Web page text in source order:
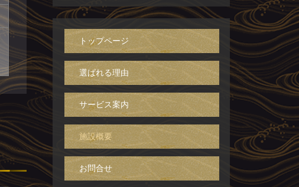
トップページ
選ばれる理由
サービス案内
施設概要
お問合せ